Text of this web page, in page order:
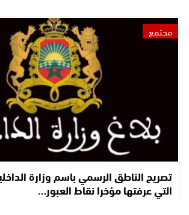
مجتمع
تصريح الناطق الرسمي باسم وزارة
التي عرفتها مؤخرا نقاط العبور…